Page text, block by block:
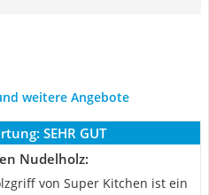
weitere Angebote
SEHR GUT
Nudelholz:
von Super Kitchen ist ein